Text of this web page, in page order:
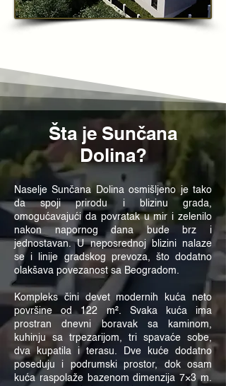
Šta je Sunčana
Dolina?
Naselje Sunčana Dolina osmišljeno je tako
da spoji prirodu i blizinu grada,
omogućavajući da povratak u mir i zelenilo
nakon napornog dana bude brz i
jednostavan. U neposrednoj blizini nalaze
se i linije gradskog prevoza, što dodatno
olakšava povezanost sa Beogradom.
Kompleks čini devet modernih kuća neto
površine od 122 m². Svaka kuća ima
prostran dnevni boravak sa kaminom,
kuhinju sa trpezarijom, tri spavaće sobe,
dva kupatila i terasu. Dve kuće dodatno
poseduju i podrumski prostor, dok osam
kuća raspolaže bazenom dimenzija 7×3 m.